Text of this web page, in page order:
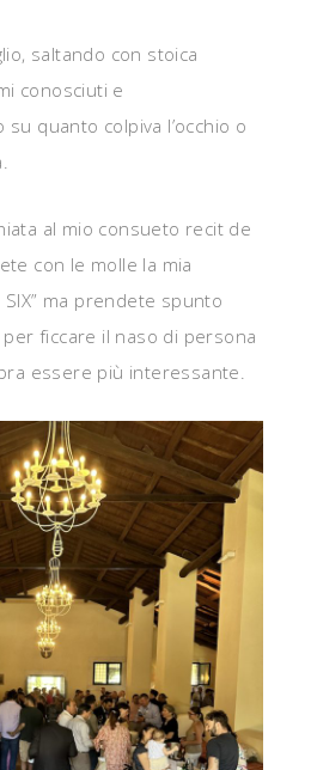
saltando con stoica
conosciuti e
quanto colpiva l’occhio o
al mio consueto recit de
con le molle la mia
SIX” ma prendete spunto
ficcare il naso di persona
essere più interessante.